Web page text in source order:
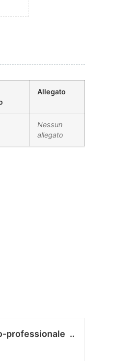
Allegato
Nessun
allegato
professionale ..